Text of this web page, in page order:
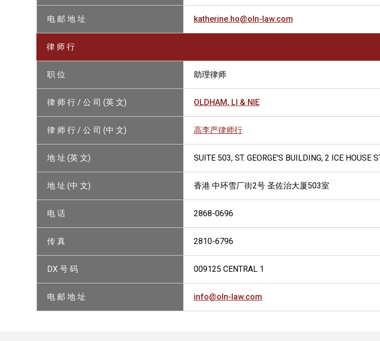
电 邮 地 址 katherine.ho@oln-law.com
律 师 行
职 位 助理律师
律 师 行 / 公 司 (英 文) OLDHAM, LI & NIE
律 师 行 / 公 司 (中 文) 高李严律师行
地 址 (英 文) SUITE 503, ST. GEORGE'S BUILDING, 2 ICE HOUSE
地 址 (中 文) 香港 中环雪厂街2号 圣佐治大厦503室
电 话 2868-0696
传 真 2810-6796
DX 号 码 009125 CENTRAL 1
电 邮 地 址 info@oln-law.com